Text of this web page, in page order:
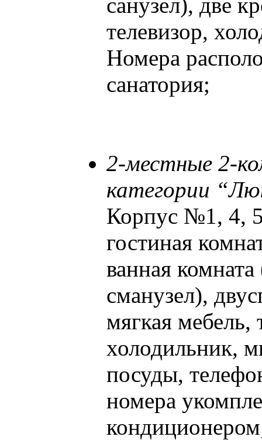
телевизор,
Номера
санатория;
2-местные 2-
категории
Корпус №1, 4,
гостиная
ванная
сманузел),
мягкая мебель,
холодильник,
посуды,
номера